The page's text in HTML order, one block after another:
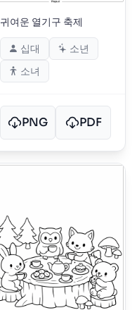
귀여운 열기구 축제
십대
소년
소녀
PNG PDF